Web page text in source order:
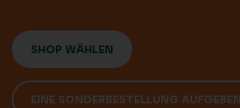
SHOP WÄHLEN
EINE SONDERBESTELLUNG AUFGEBEN